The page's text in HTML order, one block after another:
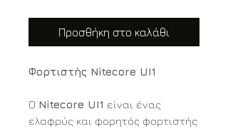
Προσθήκη στο καλάθι
Φορτιστής Nitecore UI1
Ο Nitecore UI1 είναι ένας
ελαφρύς και φορητός φορτιστής